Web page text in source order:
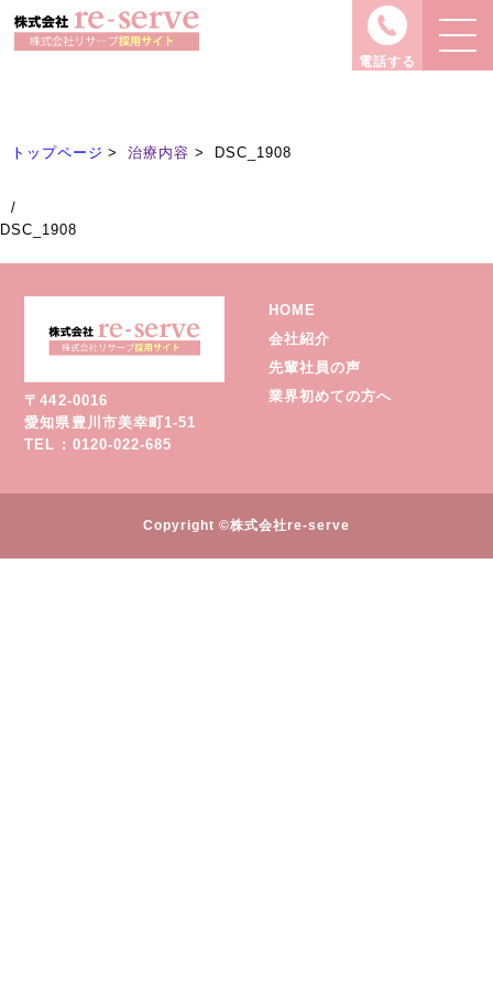
電話する
Treatment
トップページ 治療内容 DSC_1908
/
DSC_1908
〒442-0016
愛知県豊川市美幸町1-51
TEL : 0120-022-685
HOME
会社紹介
先輩社員の声
業界初めての方へ
Copyright ©株式会社re-serve